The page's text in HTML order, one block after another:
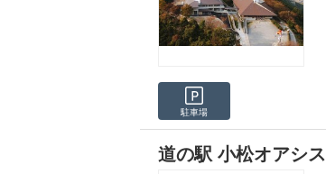
駐車場
道の駅 小松オアシス